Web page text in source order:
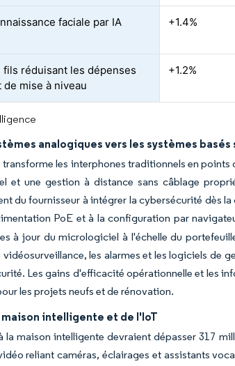
faciale par IA +1.4%
fils réduisant les dépenses
mise à niveau
+1.2%
analogiques vers les systèmes basés
les interphones traditionnels en
et une gestion à distance sans câblage
du fournisseur à intégrer la cybersécurité dès
PoE et à la configuration par
à jour du micrologiciel à l'échelle du
les alarmes et les logiciels de
Les gains d'efficacité opérationnelle et les
les projets neufs et de rénovation.
intelligente et de l'IoT
la maison intelligente devraient dépasser 317
reliant caméras, éclairages et assistants